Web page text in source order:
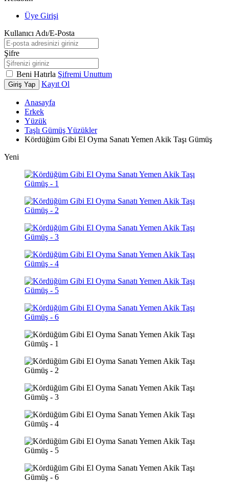
Üye Girişi
Kullanıcı Adı/E-Posta
Şifre
Beni Hatırla Şifremi Unuttum
Giriş Yap Kayıt Ol
Anasayfa
Erkek
Yüzük
Taşlı Gümüş Yüzükler
Kördüğüm Gibi El Oyma Sanatı Yemen Akik Taşı Gümüş
Yeni